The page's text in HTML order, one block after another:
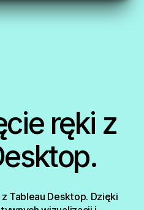
ręki z
Tableau Desktop. Dzięki